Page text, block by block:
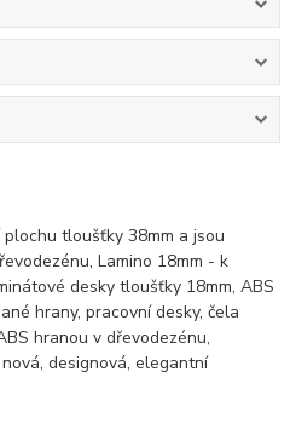
tloušťky 38mm a jsou
Lamino 18mm - k
desky tloušťky 18mm, ABS
hrany, pracovní desky, čela
hranou v dřevodezénu,
designová, elegantní